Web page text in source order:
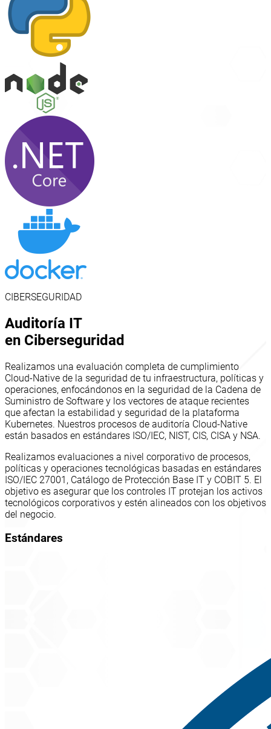
CIBERSEGURIDAD
Auditoría IT
en Ciberseguridad
Realizamos una evaluación completa de cumplimiento
Cloud-Native de la seguridad de tu infraestructura, políticas y
operaciones, enfocándonos en la seguridad de la Cadena de
Suministro de Software y los vectores de ataque recientes
que afectan la estabilidad y seguridad de la plataforma
Kubernetes. Nuestros procesos de auditoría Cloud-Native
están basados en estándares ISO/IEC, NIST, CIS, CISA y NSA.
Realizamos evaluaciones a nivel corporativo de procesos,
políticas y operaciones tecnológicas basadas en estándares
ISO/IEC 27001, Catálogo de Protección Base IT y COBIT 5. El
objetivo es asegurar que los controles IT protejan los activos
tecnológicos corporativos y estén alineados con los objetivos
del negocio.
Estándares